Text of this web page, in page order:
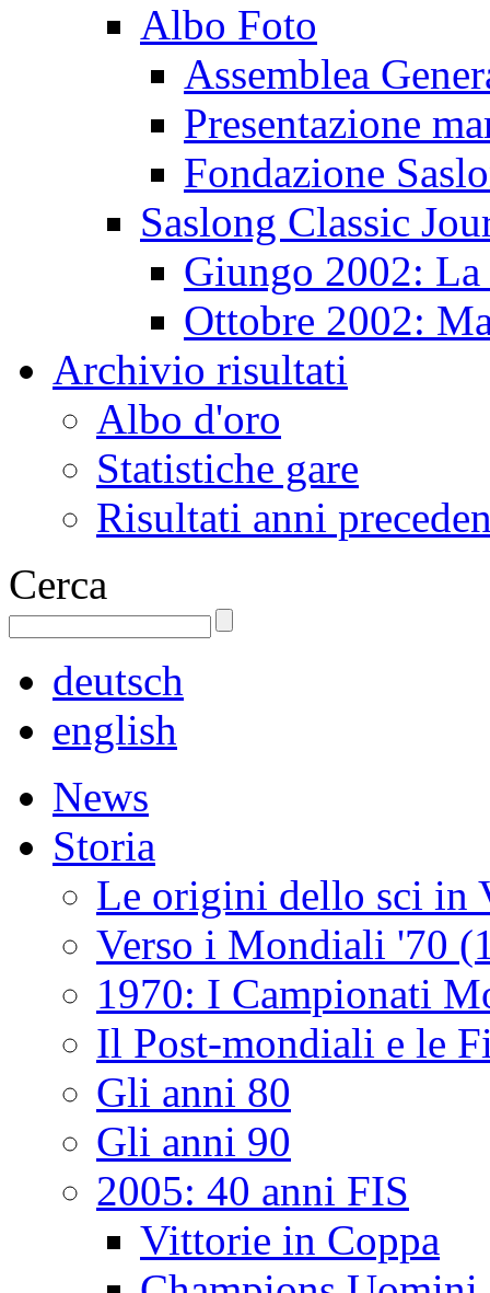
Albo Foto
Assemblea
Presentazione
Fondazione
Saslong Classic
Giungo 2002: La
Ottobre 2002:
Archivio risultati
Albo d'oro
Statistiche gare
Risultati anni
Cerca
deutsch
english
News
Storia
Le origini dello sci in
Verso i Mondiali '70
1970: I Campionati
Il Post-mondiali e le
Gli anni 80
Gli anni 90
2005: 40 anni FIS
Vittorie in Coppa